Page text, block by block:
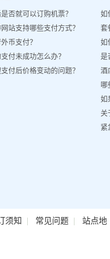
否就可以订购机票？
站支持哪些支付方式？
币支付？
付未成功怎么办？
付后价格变动的问题？
如
套
如
是
酒
哪
如
关
紧
须知 | 常见问题| 站点地